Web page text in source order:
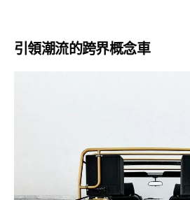
引領潮流的跨界概念車